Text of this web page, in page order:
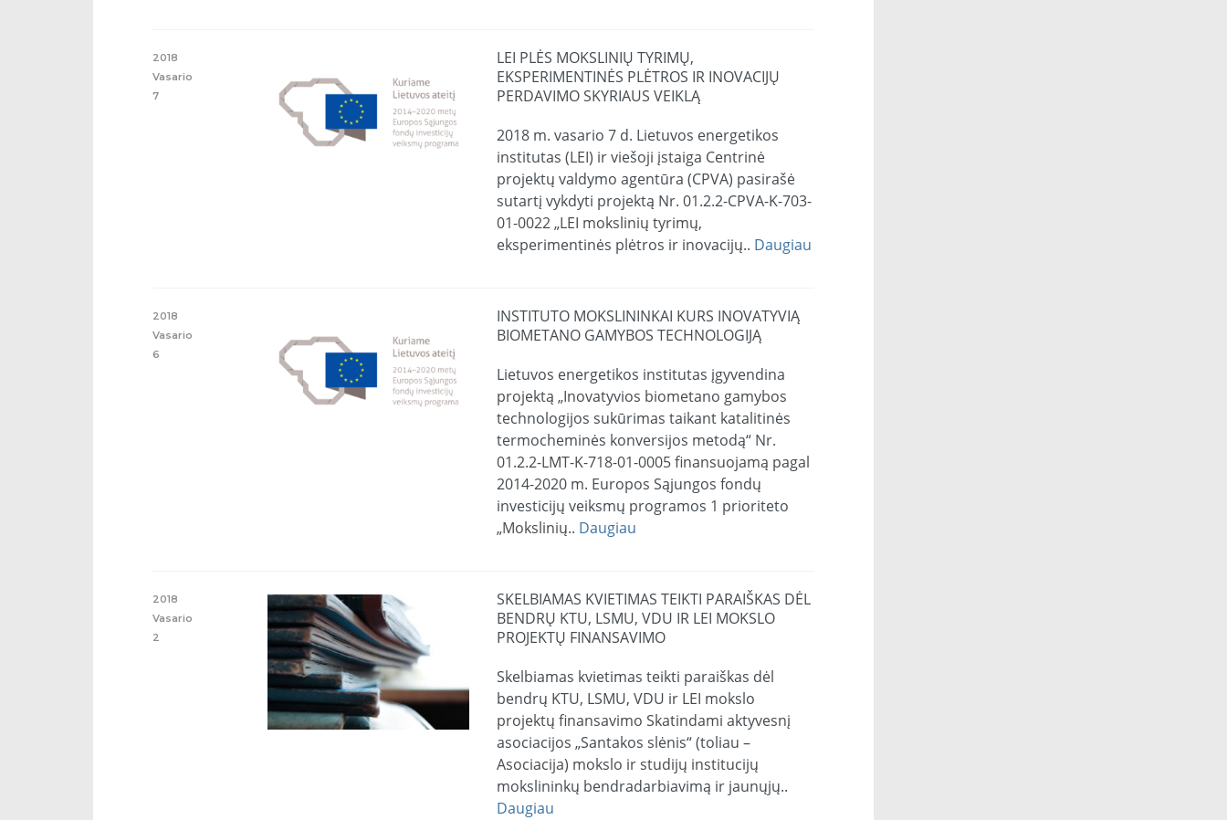
2018
Vasario
7
LEI PLĖS MOKSLINIŲ TYRIMŲ,
EKSPERIMENTINĖS PLĖTROS IR INOVACIJŲ
PERDAVIMO SKYRIAUS VEIKLĄ
2018 m. vasario 7 d. Lietuvos energetikos
institutas (LEI) ir viešoji įstaiga Centrinė
projektų valdymo agentūra (CPVA) pasirašė
sutartį vykdyti projektą Nr. 01.2.2-CPVA-K-703-
01-0022 „LEI mokslinių tyrimų,
eksperimentinės plėtros ir inovacijų.. Daugiau
2018
Vasario
6
INSTITUTO MOKSLININKAI KURS INOVATYVIĄ
BIOMETANO GAMYBOS TECHNOLOGIJĄ
Lietuvos energetikos institutas įgyvendina
projektą „Inovatyvios biometano gamybos
technologijos sukūrimas taikant katalitinės
termocheminės konversijos metodą“ Nr.
01.2.2-LMT-K-718-01-0005 finansuojamą pagal
2014-2020 m. Europos Sąjungos fondų
investicijų veiksmų programos 1 prioriteto
„Mokslinių.. Daugiau
2018
Vasario
2
SKELBIAMAS KVIETIMAS TEIKTI PARAIŠKAS DĖL
BENDRŲ KTU, LSMU, VDU IR LEI MOKSLO
PROJEKTŲ FINANSAVIMO
Skelbiamas kvietimas teikti paraiškas dėl
bendrų KTU, LSMU, VDU ir LEI mokslo
projektų finansavimo Skatindami aktyvesnį
asociacijos „Santakos slėnis“ (toliau –
Asociacija) mokslo ir studijų institucijų
mokslininkų bendradarbiavimą ir jaunųjų..
Daugiau